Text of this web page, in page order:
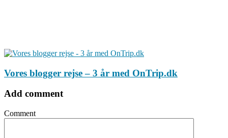
Vores blogger rejse – 3 år med OnTrip.dk
Add comment
Comment